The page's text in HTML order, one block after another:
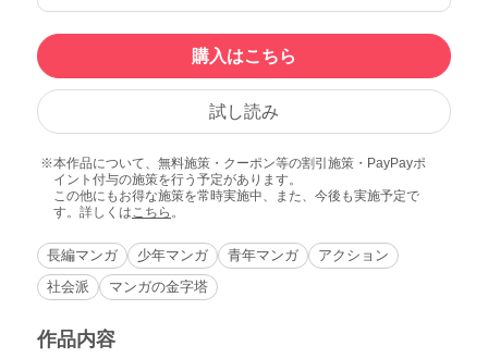
購入はこちら
試し読み
本作品について、無料施策・クーポン等の割引施策・PayPayポ
イント付与の施策を行う予定があります。
この他にもお得な施策を常時実施中、また、今後も実施予定で
す。詳しくはこちら 。
長編マンガ 少年マンガ 青年マンガ
アクション
社会派
マンガの金字塔
作品内容